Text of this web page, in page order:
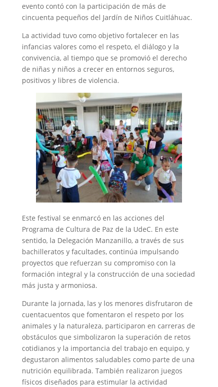
evento contó con la participación de más de
cincuenta pequeños del Jardín de Niños Cuitláhuac.
La actividad tuvo como objetivo fortalecer en las
infancias valores como el respeto, el diálogo y la
convivencia, al tiempo que se promovió el derecho
de niñas y niños a crecer en entornos seguros,
positivos y libres de violencia.
Este festival se enmarcó en las acciones del
Programa de Cultura de Paz de la UdeC. En este
sentido, la Delegación Manzanillo, a través de sus
bachilleratos y facultades, continúa impulsando
proyectos que refuerzan su compromiso con la
formación integral y la construcción de una sociedad
más justa y armoniosa.
Durante la jornada, las y los menores disfrutaron de
cuentacuentos que fomentaron el respeto por los
animales y la naturaleza, participaron en carreras de
obstáculos que simbolizaron la superación de retos
cotidianos y la importancia del trabajo en equipo, y
degustaron alimentos saludables como parte de una
nutrición equilibrada. También realizaron juegos
físicos diseñados para estimular la actividad